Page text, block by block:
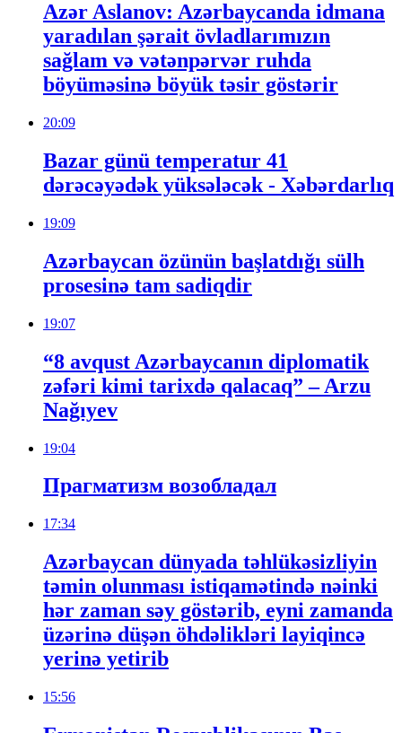
Azər Aslanov: Azərbaycanda idmana
yaradılan şərait övladlarımızın
sağlam və vətənpərvər ruhda
böyüməsinə böyük təsir göstərir
20:09
Bazar günü temperatur 41
dərəcəyədək yüksələcək - Xəbərdarlıq
19:09
Azərbaycan özünün başlatdığı sülh
prosesinə tam sadiqdir
19:07
“8 avqust Azərbaycanın diplomatik
zəfəri kimi tarixdə qalacaq” – Arzu
Nağıyev
19:04
Прагматизм возобладал
17:34
Azərbaycan dünyada təhlükəsizliyin
təmin olunması istiqamətində nəinki
hər zaman səy göstərib, eyni zamanda
üzərinə düşən öhdəlikləri layiqincə
yerinə yetirib
15:56